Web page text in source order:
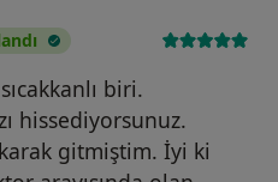
biri.
hissediyorsunuz.
gitmiştim. İyi ki